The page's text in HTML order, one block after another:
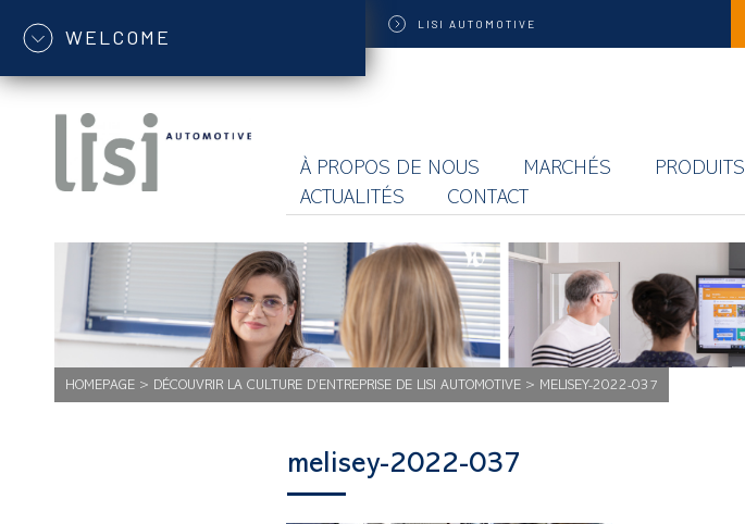
WELCOME
LISI AUTOMOTIVE
À PROPOS DE NOUS MARCHÉS PRODUITS
ACTUALITÉS
CONTACT
HOMEPAGE > DÉCOUVRIR LA CULTURE D’ENTREPRISE DE LISI AUTOMOTIVE > MELISEY-2022-037
melisey-2022-037